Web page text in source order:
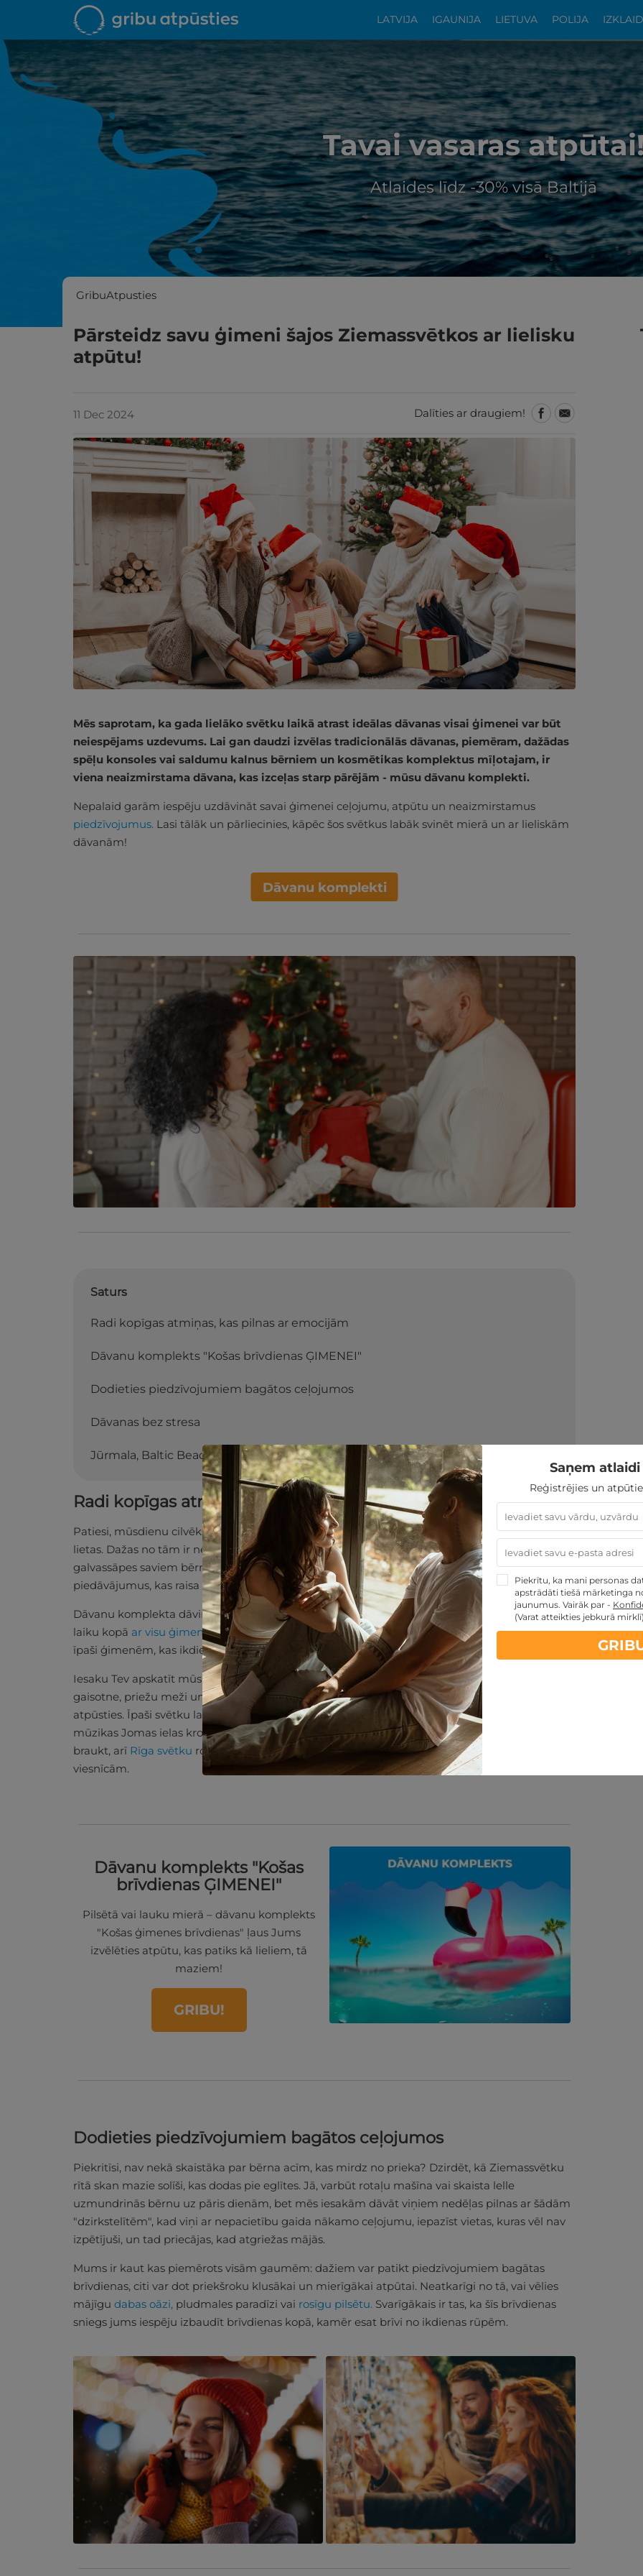
LATVIJA IGAUNIJA LIETUVA POLIJA
Tavai vasaras
Atlaides līdz -30% visā Baltijā
GribuAtpusties
Pārsteidz savu ģimeni šajos Ziemassvētkos ar lielisku
atpūtu!
11 Dec 2024 Dalīties ar draugiem!
Mēs saprotam, ka gada lielāko svētku laikā atrast ideālas dāvanas visai ģimenei var būt
neiespējams uzdevums. Lai gan daudzi izvēlas tradicionālās dāvanas, piemēram, dažādas
spēļu konsoles vai saldumu kalnus bērniem un kosmētikas komplektus mīļotajam, ir
viena neaizmirstama dāvana, kas izceļas starp pārējām - mūsu dāvanu komplekti.
Nepalaid garām iespēju uzdāvināt savai ģimenei ceļojumu, atpūtu un neaizmirstamus
piedzīvojumus. Lasi tālāk un pārliecinies, kāpēc šos svētkus labāk svinēt mierā un ar lieliskām
dāvanām!
Dāvanu komplekti
Saturs
Radi kopīgas atmiņas, kas pilnas ar emocijām
Dāvanu komplekts "Košas brīvdienas ĢIMENEI"
Dodieties piedzīvojumiem bagātos ceļojumos
Dāvanas bez stresa
Jūrmala, Baltic Beach Hotel & SPA ★ ★ ★ ★ ★
Radi kopīgas atmiņas, kas pilnas ar emocijām
Patiesi, mūsdienu cilvēks vairāk nekā jebkad agrāk savas dzīves laikā uzkrāj neskaitāmas
lietas. Dažas no tām ir neapdomīgas dāvanas, kurām mums ir jāatrod vieta. Nesagādā šīs
galvassāpes saviem bērniem vai mīļotajam cilvēkam. Izvēlies piedzīvojumiem bagātus
piedāvājumus, kas raisa atmiņas, nevis tradicionālās Ziemassvētku dāvanas.
Dāvanu komplekta dāvināšana ne tikai sniedz Tev izvēles brīvību, bet arī nodrošina kvalitatīvu
laiku kopā ar visu ģimeni.Ikvienam laiku pa laikam ir nepieciešama izraušanās no rutīnas, jo
īpaši ģimenēm, kas ikdienā smagi strādā un mācās.
Iesaku Tev apskatīt mūsu lieliskos piedāvājumus Jūrmalas vadošajāsSPA viesnīcās.
gaisotne, priežu meži un jūras šalkoņa - tā noteikti būs vieta, kur uz brīdi apstāties un
atpūsties. Īpaši svētku laikā šeit netrūkst skaistu svētku rotājumu, Ziemassvētku eglīšu un
mūzikas Jomas ielas krodziņos, kas piepilda apkārtni ar burvību. Ja negribas vispār nekur
braukt, arī Rīga svētku rotā ir brīnišķīga. Un brīvdienas lieliski papildinās kāda no mūsu SPA
viesnīcām.
Dāvanu komplekts "Košas
brīvdienas ĢIMENEI"
Pilsētā vai lauku mierā – dāvanu komplekts
"Košas ģimenes brīvdienas" ļaus Jums
izvēlēties atpūtu, kas patiks kā lieliem, tā
maziem!
GRIBU!
Dodieties piedzīvojumiem bagātos ceļojumos
Piekritīsi, nav nekā skaistāka par bērna acīm, kas mirdz no prieka? Dzirdēt, kā Ziemassvētku
rītā skan mazie solīši, kas dodas pie eglītes. Jā, varbūt rotaļu mašīna vai skaista lelle
uzmundrinās bērnu uz pāris dienām, bet mēs iesakām dāvāt viņiem nedēļas pilnas ar šādām
"dzirkstelītēm", kad viņi ar nepacietību gaida nākamo ceļojumu, iepazīst vietas, kuras vēl nav
izpētījuši, un tad priecājas, kad atgriežas mājās.
Mums ir kaut kas piemērots visām gaumēm: dažiem var patikt piedzīvojumiem bagātas
brīvdienas, citi var dot priekšroku klusākai un mierīgākai atpūtai. Neatkarīgi no tā, vai vēlies
mājīgu dabas oāzi, pludmales paradīzi vai rosīgu pilsētu. Svarīgākais ir tas, ka šīs brīvdienas
sniegs jums iespēju izbaudīt brīvdienas kopā, kamēr esat brīvi no ikdienas rūpēm.
Saņem
Reģistrējies un
Piekrītu, ka mani personas
apstrādāti tiešā mārketinga
jaunumus. Vairāk par -
(Varat atteikties jebkurā